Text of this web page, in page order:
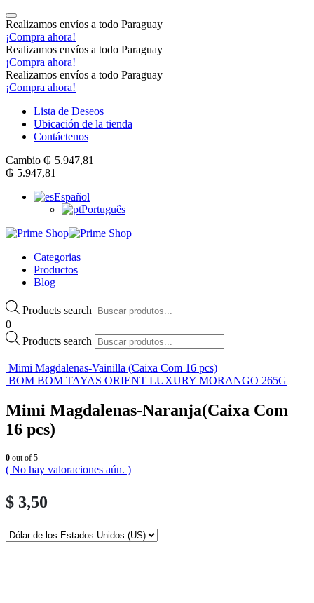
Realizamos envíos a todo Paraguay
¡Compra ahora!
Realizamos envíos a todo Paraguay
¡Compra ahora!
Realizamos envíos a todo Paraguay
¡Compra ahora!
Lista de Deseos
Ubicación de la tienda
Contáctenos
Cambio ₲ 5.947,81
₲ 5.947,81
Español
Português
Categorias
Productos
Blog
Products search
0
Products search
Mimi Magdalenas-Vainilla (Caixa Com 16 pcs)
BOM BOM TAYAS ORIENT LUXURY MORANGO 265G
Mimi Magdalenas-Naranja(Caixa Com
16 pcs)
0 out of 5
( No hay valoraciones aún. )
$ 3,50